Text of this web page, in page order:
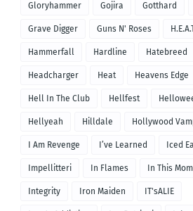
Gloryhammer Gojira Gotthard
Grave Digger Guns N' Roses
Hammerfall Hardline Hatebreed
Headcharger Heat Heavens Edge
Hell In The Club Hellfest
Hellyeah Hilldale Hollywood
I Am Revenge I’ve Learned Iced
Impellitteri In Flames In This
Integrity Iron Maiden IT'sALIE